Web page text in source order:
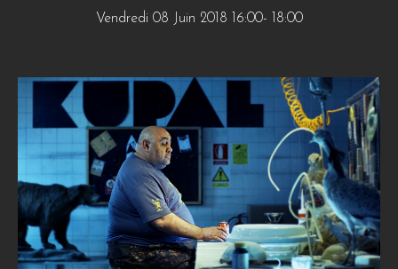
Vendredi 08 Juin 2018 16:00- 18:00